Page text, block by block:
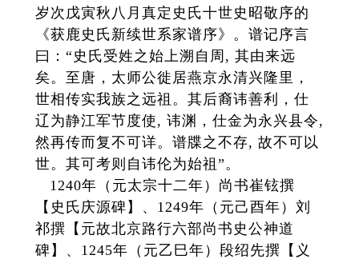
岁次戊寅秋八月真定史氏十世史昭敬序的
《获鹿史氏新续世系家谱序》。谱记序言
曰：“史氏受姓之始上溯自周, 其由来远
矣。至唐，太师公徙居燕京永清兴隆里，
世相传实我族之远祖。其后裔讳善利，仕
辽为静江军节度使, 讳渊，仕金为永兴县令,
然再传而复不可详。谱牒之不存, 故不可以
世。其可考则自讳伦为始祖”。
1240年（元太宗十二年）尚书崔铉撰
【史氏庆源碑】、1249年（元己酉年）刘
祁撰【元故北京路行六部尚书史公神道
碑】、1245年（元乙巳年）段绍先撰【义